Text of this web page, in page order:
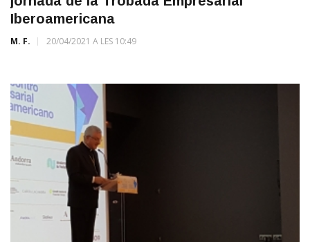
Iberoamericana
M. F. 20/04/2021 A LES 10:49